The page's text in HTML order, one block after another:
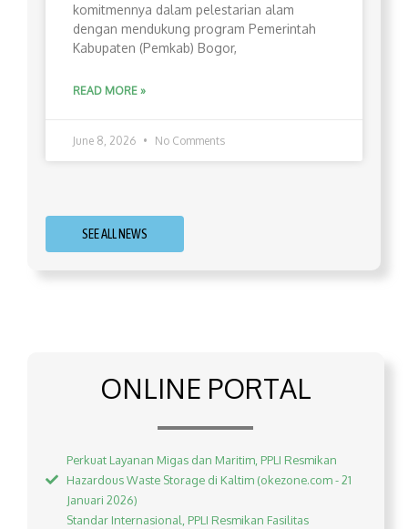
komitmennya dalam pelestarian alam
dengan mendukung program Pemerintah
Kabupaten (Pemkab) Bogor,
READ MORE »
June 8, 2026 No Comments
SEE ALL NEWS
ONLINE PORTAL
Perkuat Layanan Migas dan Maritim, PPLI Resmikan
Hazardous Waste Storage di Kaltim (okezone.com - 21
Januari 2026)
Standar Internasional, PPLI Resmikan Fasilitas